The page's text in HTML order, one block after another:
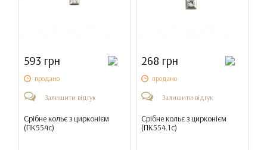
593 грн
продано
Залишити відгук
Срібне кольє з цирконієм
(ПК554с)
268 грн
продано
Залишити відгук
Срібне кольє з цирконієм
(ПК554.1с)